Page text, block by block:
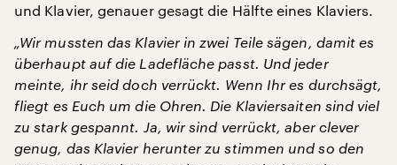
und Klavier, genauer gesagt die Hälfte eines Klaviers.
„Wir mussten das Klavier in zwei Teile sägen, damit es
überhaupt auf die Ladefläche passt. Und jeder
meinte, ihr seid doch verrückt. Wenn Ihr es durchsägt,
fliegt es Euch um die Ohren. Die Klaviersaiten sind viel
zu stark gespannt. Ja, wir sind verrückt, aber clever
genug, das Klavier herunter zu stimmen und so den